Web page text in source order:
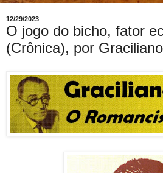
12/29/2023
O jogo do bicho, fator
(Crônica), por